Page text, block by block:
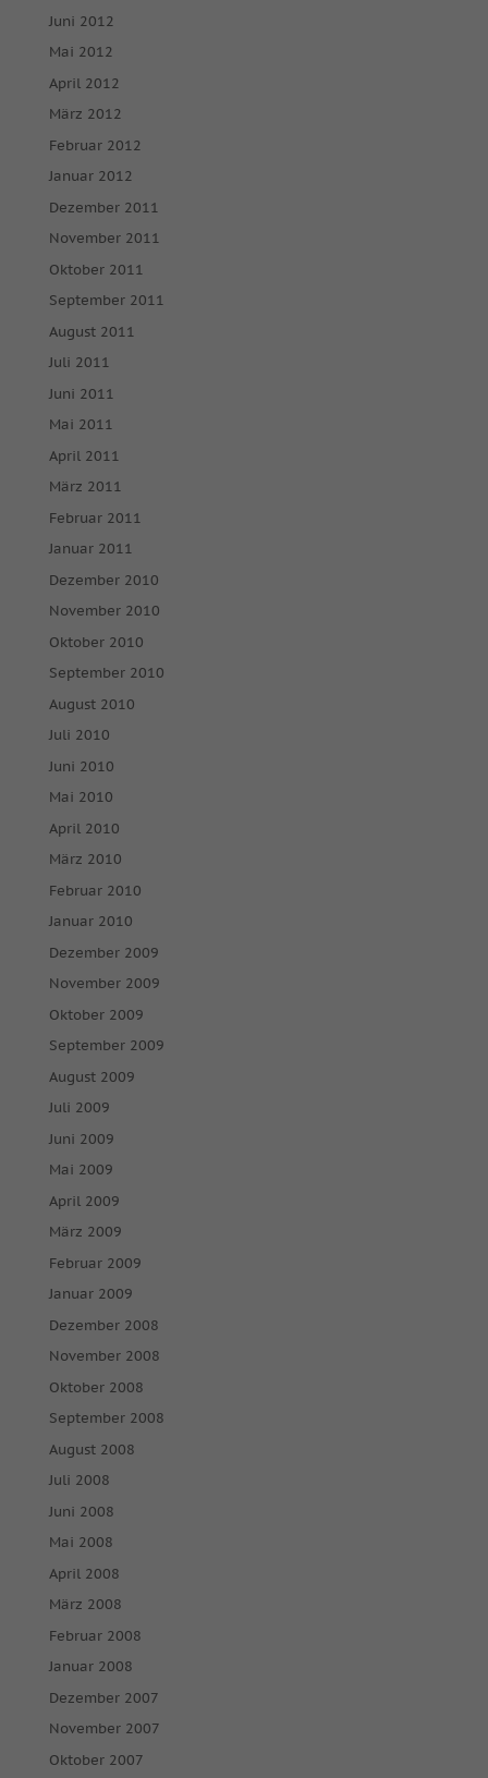
Juni 2012
Mai 2012
April 2012
März 2012
Februar 2012
Januar 2012
Dezember 2011
November 2011
Oktober 2011
September 2011
August 2011
Juli 2011
Juni 2011
Mai 2011
April 2011
März 2011
Februar 2011
Januar 2011
Dezember 2010
November 2010
Oktober 2010
September 2010
August 2010
Juli 2010
Juni 2010
Mai 2010
April 2010
März 2010
Februar 2010
Januar 2010
Dezember 2009
November 2009
Oktober 2009
September 2009
August 2009
Juli 2009
Juni 2009
Mai 2009
April 2009
März 2009
Februar 2009
Januar 2009
Dezember 2008
November 2008
Oktober 2008
September 2008
August 2008
Juli 2008
Juni 2008
Mai 2008
April 2008
März 2008
Februar 2008
Januar 2008
Dezember 2007
November 2007
Oktober 2007